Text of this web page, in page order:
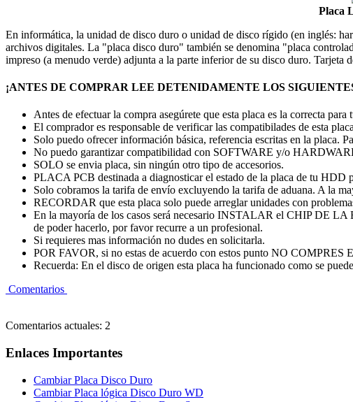
Placa
En informática, la unidad de disco duro o unidad de disco rígido (en inglés:
archivos digitales. La "placa disco duro" también se denomina "placa
impreso (a menudo verde) adjunta a la parte inferior de su disco duro. Tarjeta
¡ANTES DE COMPRAR LEE DETENIDAMENTE LOS
Antes de efectuar la compra asegúrete que esta placa es la correcta
El comprador es responsable de verificar las compatibilades de esta
Solo puedo ofrecer información básica, referencia escritas en la placa.
No puedo garantizar compatibilidad con SOFTWARE y/o
SOLO se envia placa, sin ningún otro tipo de accesorios.
PLACA PCB destinada a diagnosticar el estado de la placa de tu HDD
Solo cobramos la tarifa de envío excluyendo la tarifa de aduana. A la
RECORDAR que esta placa solo puede arreglar unidades con
En la mayoría de los casos será necesario INSTALAR el CHIP DE
de poder hacerlo, por favor recurre a un profesional.
Si requieres mas información no dudes en solicitarla.
POR FAVOR, si no estas de acuerdo con estos punto NO
Recuerda: En el disco de origen esta placa ha funcionado como se
Comentarios
Comentarios actuales: 2
Enlaces Importantes
Cambiar Placa Disco Duro
Cambiar Placa lógica Disco Duro WD